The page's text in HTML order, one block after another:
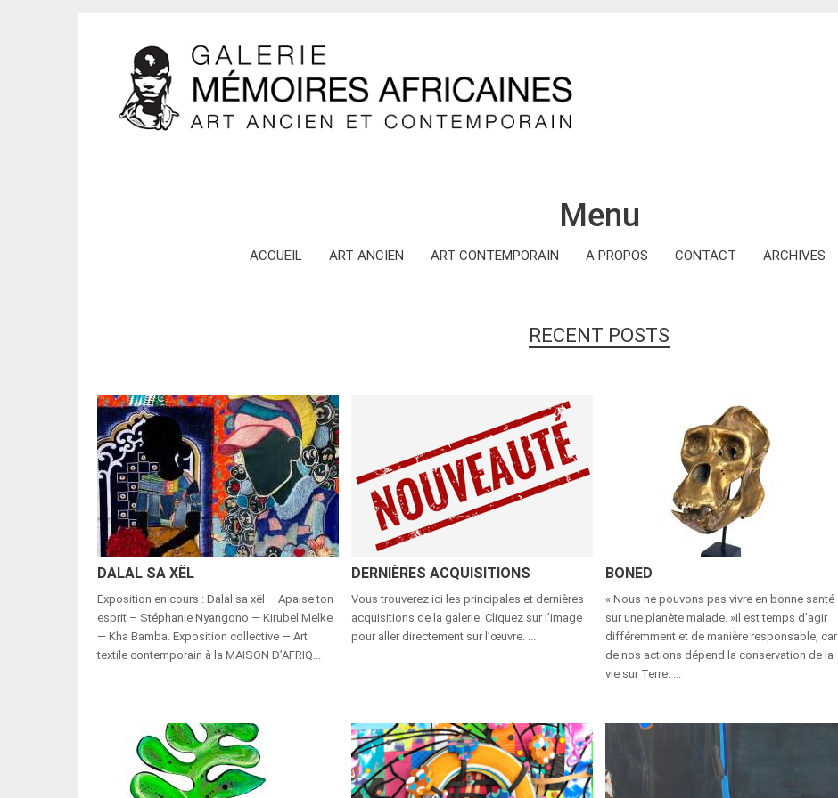
Menu
ACCUEIL ART ANCIEN ART CONTEMPORAIN A PROPOS CONTACT ARCHIVES
RECENT POSTS
DALAL SA XËL
Exposition en cours : Dalal sa xël – Apaise ton
esprit – Stéphanie Nyangono — Kirubel Melke
— Kha Bamba. Exposition collective — Art
textile contemporain à la MAISON D’AFRIQ...
DERNIÈRES ACQUISITIONS
Vous trouverez ici les principales et dernières
acquisitions de la galerie. Cliquez sur l’image
pour aller directement sur l’œuvre. ...
BONED
« Nous ne pouvons pas vivre en bonne santé
sur une planète malade. »Il est temps d’agir
différemment et de manière responsable, car
de nos actions dépend la conservation de la
vie sur Terre. ...